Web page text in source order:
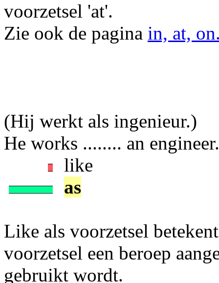
voorzetsel 'at'.
Zie ook de pagina in, at,
(Hij werkt als ingenieur.)
He works ........ an engineer.
like
as
Like als voorzetsel
voorzetsel een beroep
gebruikt wordt.